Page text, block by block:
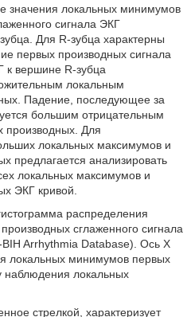
значения локальных минимумов
сигнала ЭКГ
Для R-зубца характерны
первых производных сигнала
к вершине R-зубца
локальным
Падение, последующее за
большим отрицательным
Для
локальных максимумов и
предлагается анализировать
локальных максимумов и
ЭКГ кривой.
распределения
сглаженного сигнала
Arrhythmia Database). Ось X
локальных минимумов первых
наблюдения локальных
стрелкой, характеризует